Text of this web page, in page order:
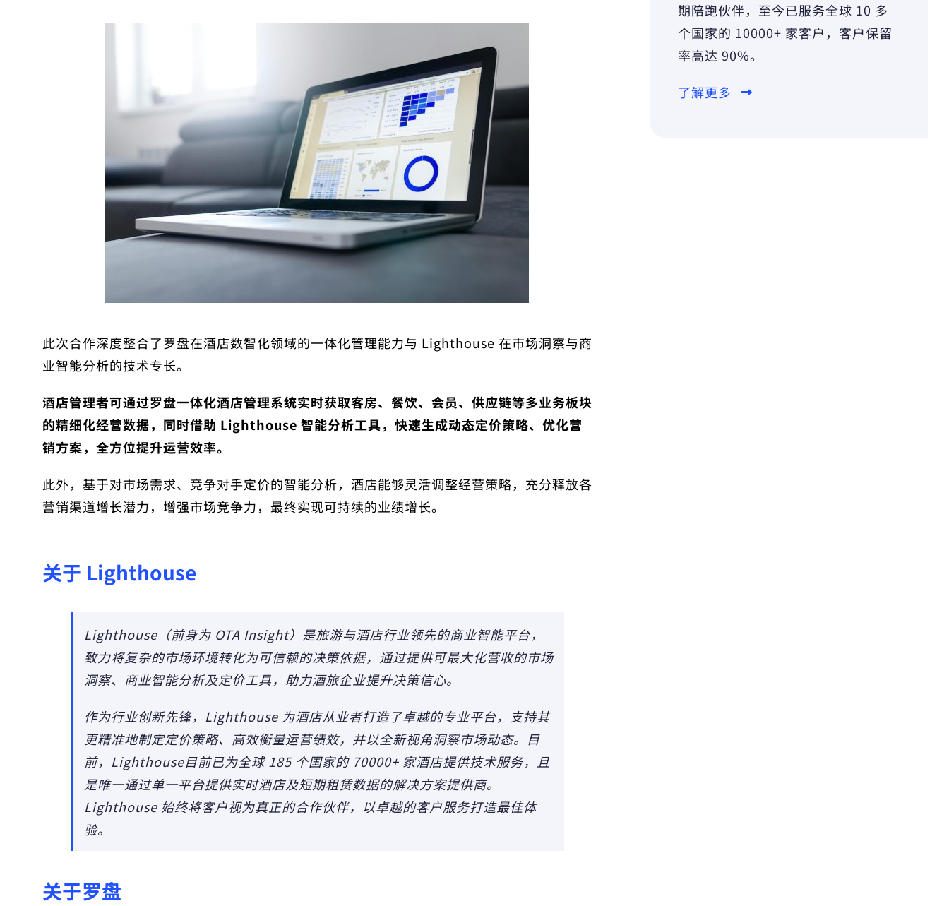
此次合作深度整合了罗盘在酒店数智化领域的一体化管理能力与 Lighthouse 在市场洞察与商
业智能分析的技术专长。
酒店管理者可通过罗盘一体化酒店管理系统实时获取客房、餐饮、会员、供应链等多业务板块
的精细化经营数据，同时借助 Lighthouse 智能分析工具，快速生成动态定价策略、优化营
销方案，全方位提升运营效率。
此外，基于对市场需求、竞争对手定价的智能分析，酒店能够灵活调整经营策略，充分释放各
营销渠道增长潜力，增强市场竞争力，最终实现可持续的业绩增长。
关于 Lighthouse
Lighthouse（前身为 OTA Insight）是旅游与酒店行业领先的商业智能平台，
致力将复杂的市场环境转化为可信赖的决策依据，通过提供可最大化营收的市场
洞察、商业智能分析及定价工具，助力酒旅企业提升决策信心。
作为行业创新先锋，Lighthouse 为酒店从业者打造了卓越的专业平台，支持其
更精准地制定定价策略、高效衡量运营绩效，并以全新视角洞察市场动态。目
前，Lighthouse目前已为全球 185 个国家的 70000+ 家酒店提供技术服务，且
是唯一通过单一平台提供实时酒店及短期租赁数据的解决方案提供商。
Lighthouse 始终将客户视为真正的合作伙伴，以卓越的客户服务打造最佳体
验。
关于罗盘
期陪跑伙伴，至今已服务全球 10 多
个国家的 10000+ 家客户，客户保留
率高达 90%。
了解更多